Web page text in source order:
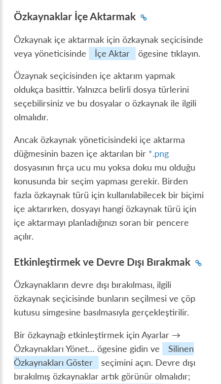
Özkaynaklar İçe Aktarmak
Özkaynak içe aktarmak için özkaynak seçicisinde
veya yöneticisinde
İçe Aktar ögesine tıklayın.
Özaynak seçicisinden içe aktarım yapmak
oldukça basittir. Yalnızca belirli dosya türlerini
seçebilirsiniz ve bu dosyalar o özkaynak ile ilgili
olmalıdır.
Ancak özkaynak yöneticisindeki içe aktarma
düğmesinin bazen içe aktarılan bir *.png
dosyasının fırça ucu mu yoksa doku mu olduğu
konusunda bir seçim yapması gerekir. Birden
fazla özkaynak türü için kullanılabilecek bir biçimi
içe aktarırken, dosyayı hangi özkaynak türü için
içe aktarmayı planladığınızı soran bir pencere
açılır.
Etkinleştirmek ve Devre Dışı Bırakmak
Özkaynakların devre dışı bırakılması, ilgili
özkaynak seçicisinde bunların seçilmesi ve çöp
kutusu simgesine basılmasıyla gerçekleştirilir.
Bir özkaynağı etkinleştirmek içinAyarlar →
Özkaynakları Yönet… ögesine gidin ve
Silinen
Özkaynakları Göster
seçimini açın. Devre dışı
bırakılmış özkaynaklar artık görünür olmalıdır;